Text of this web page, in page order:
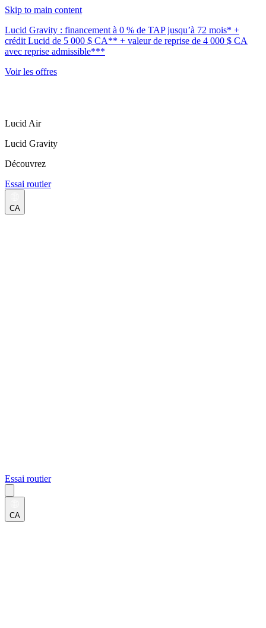
Skip to main content
Lucid Gravity : financement à 0 % de TAP jusqu’à 72 mois* +
crédit Lucid de 5 000 $ CA** + valeur de reprise de 4 000 $ CA
avec reprise admissible***
Voir les offres
Lucid Air
Lucid Gravity
Découvrez
Essai routier
CA
Essai routier
CA